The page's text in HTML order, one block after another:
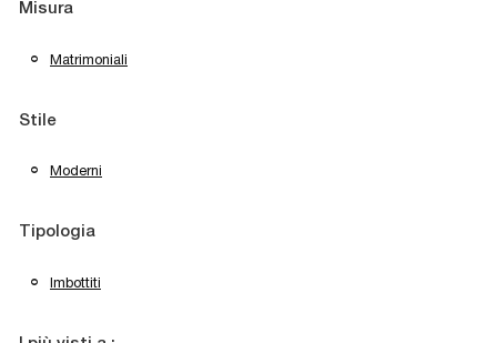
Misura
Matrimoniali
Stile
Moderni
Tipologia
Imbottiti